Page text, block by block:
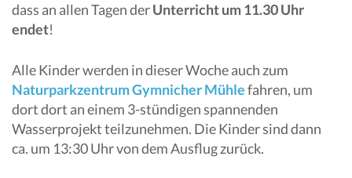
dass an allen Tagen derUnterricht um 11.30 Uhr
endet!
Alle Kinder werden in dieser Woche auch zum
Naturparkzentrum Gymnicher Mühlefahren, um
dort dort an einem 3-stündigen spannenden
Wasserprojekt teilzunehmen. Die Kinder sind dann
ca. um 13:30 Uhr von dem Ausflug zurück.